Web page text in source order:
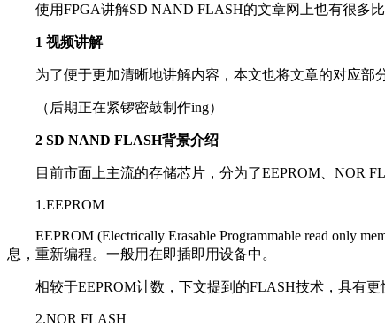
使用FPGA讲解SD NAND FLASH的文章网上也有很多比
1 视频讲解
为了便于更加清晰地讲解内容，本文也将文章的对应部分
（后期正在紧锣密鼓制作ing）
2 SD NAND FLASH背景介绍
目前市面上主流的存储芯片，分为了EEPROM、NOR
1.EEPROM
EEPROM (Electrically Erasable Programmable read only
息，重新编程。一般用在即插即用设备中。
相较于EEPROM计数，下文提到的FLASH技术，具有更
2.NOR FLASH